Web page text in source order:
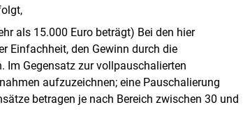
als 15.000 Euro beträgt) Bei den hier
Einfachheit, den Gewinn durch die
Im Gegensatz zur vollpauschalierten
aufzuzeichnen; eine Pauschalierung
betragen je nach Bereich zwischen 30 und